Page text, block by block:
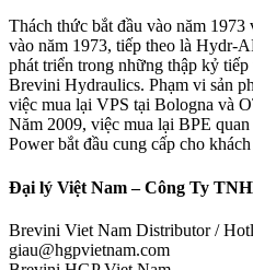
Thách thức bắt đầu vào năm
vào năm 1973, tiếp theo là Hydr-
phát triển trong những thập kỷ
Brevini Hydraulics. Phạm vi sản
việc mua lại VPS tại Bologna và
Năm 2009, việc mua lại BPE
Power bắt đầu cung cấp cho
Đại lý Việt Nam – Công Ty
Brevini Viet Nam Distributor /
giau@hgpvietnam.com